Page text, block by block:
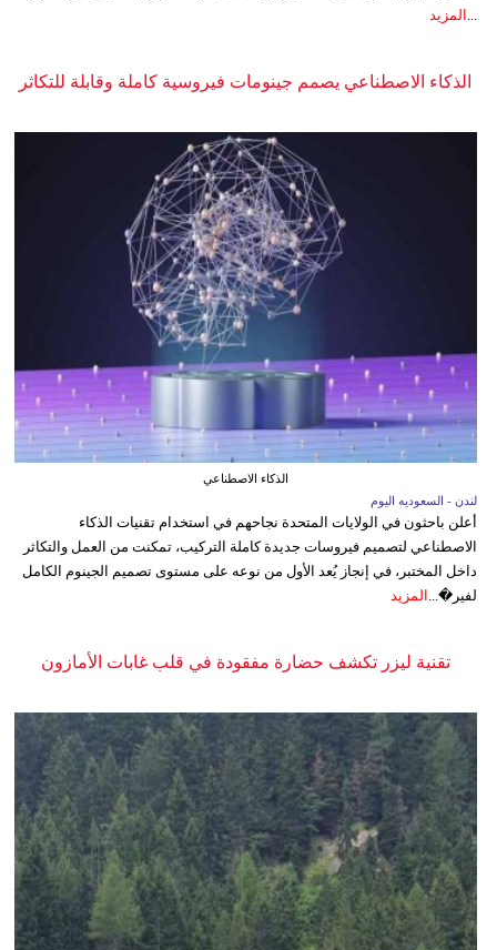
المزيد
الذكاء الاصطناعي يصمم جينومات فيروسية كاملة وقابلة للتكاثر
الذكاء الاصطناعي
لندن - السعوديه اليوم
أعلن باحثون في الولايات المتحدة نجاحهم في استخدام تقنيات الذكاء
الاصطناعي لتصميم فيروسات جديدة كاملة التركيب، تمكنت من العمل والتكاثر
داخل المختبر، في إنجاز يُعد الأول من نوعه على مستوى تصميم الجينوم الكامل
لفير�... المزيد
تقنية ليزر تكشف حضارة مفقودة في قلب غابات الأمازون